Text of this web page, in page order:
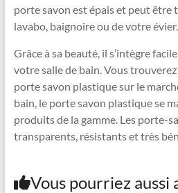
porte savon est épais et peut être
lavabo, baignoire ou de votre évier.
Grâce à sa beauté, il s’intègre
votre salle de bain. Vous
porte savon plastique sur le
bain, le porte savon plastique se
produits de la gamme. Les porte-
transparents, résistants et très
Vous pourriez aussi